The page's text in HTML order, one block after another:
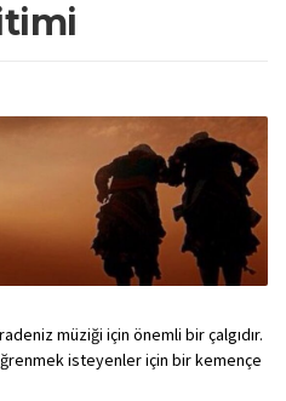
müziği için önemli bir çalgıdır.
isteyenler için bir kemençe